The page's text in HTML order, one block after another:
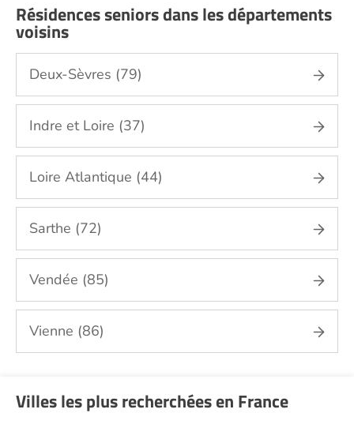
Résidences seniors dans les départements
voisins
Deux-Sèvres (79)
Indre et Loire (37)
Loire Atlantique (44)
Sarthe (72)
Vendée (85)
Vienne (86)
Villes les plus recherchées en France